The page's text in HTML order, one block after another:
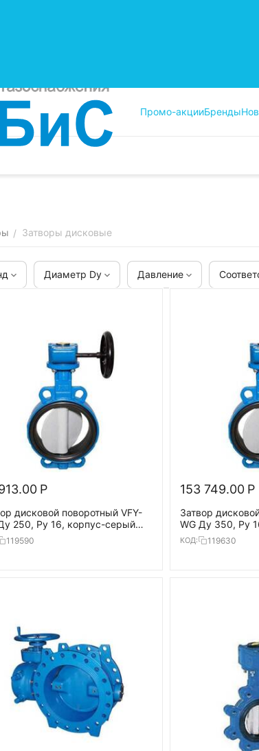
Промо-акцииБренды
/ Затворы дисковые
Диаметр Dy Давление
Р
дисковой поворотный VFY-
250, Ру 16, корпус-серый
чугун
119590
153 749.00 Р
Затвор
WG Ду 350, Ру
(GGG40),T=120°С
КОД: 119630